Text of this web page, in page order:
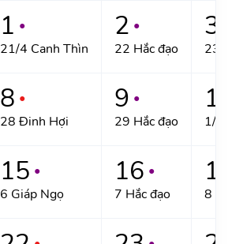
1 ●
21/4 Canh Thìn
2 ●
22 Hắc đạo
3
23
8 ●
28 Đinh Hợi
9 ●
29 Hắc đạo 1/5
15 ●
6 Giáp Ngọ
16 ●
7 Hắc đạo 8